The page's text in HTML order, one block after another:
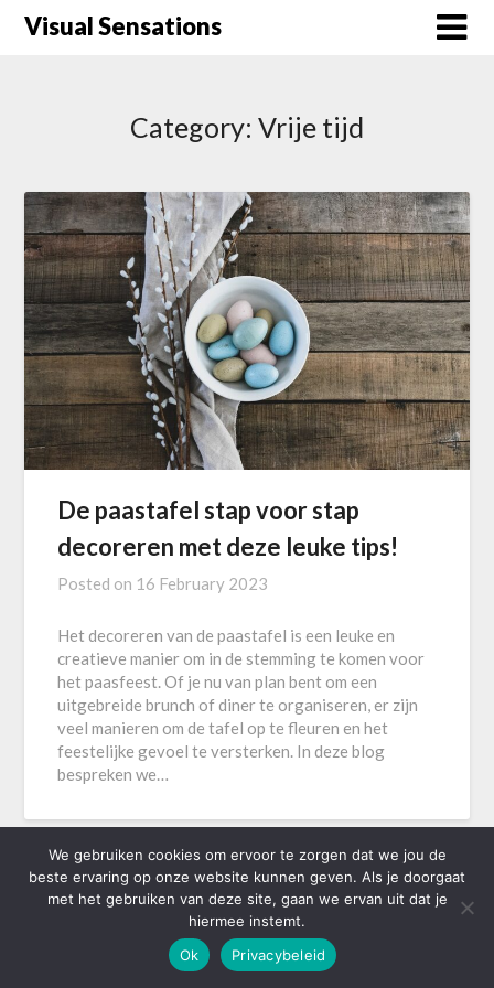
SkipVisual Sensations
Category: Vrije tijd
De paastafel stap voor stap
decoreren met deze leuke tips!
Posted on 16 February 2023
Het decoreren van de paastafel is een leuke en
creatieve manier om in de stemming te komen voor
het paasfeest. Of je nu van plan bent om een
uitgebreide brunch of diner te organiseren, er zijn
veel manieren om de tafel op te fleuren en het
feestelijke gevoel te versterken. In deze blog
bespreken we…
©2026 Visual Sensations | Powered by SuperbThemes
We gebruiken cookies om ervoor te zorgen dat we jou de
beste ervaring op onze website kunnen geven. Als je doorgaat
met het gebruiken van deze site, gaan we ervan uit dat je
hiermee instemt.
Ok
Privacybeleid